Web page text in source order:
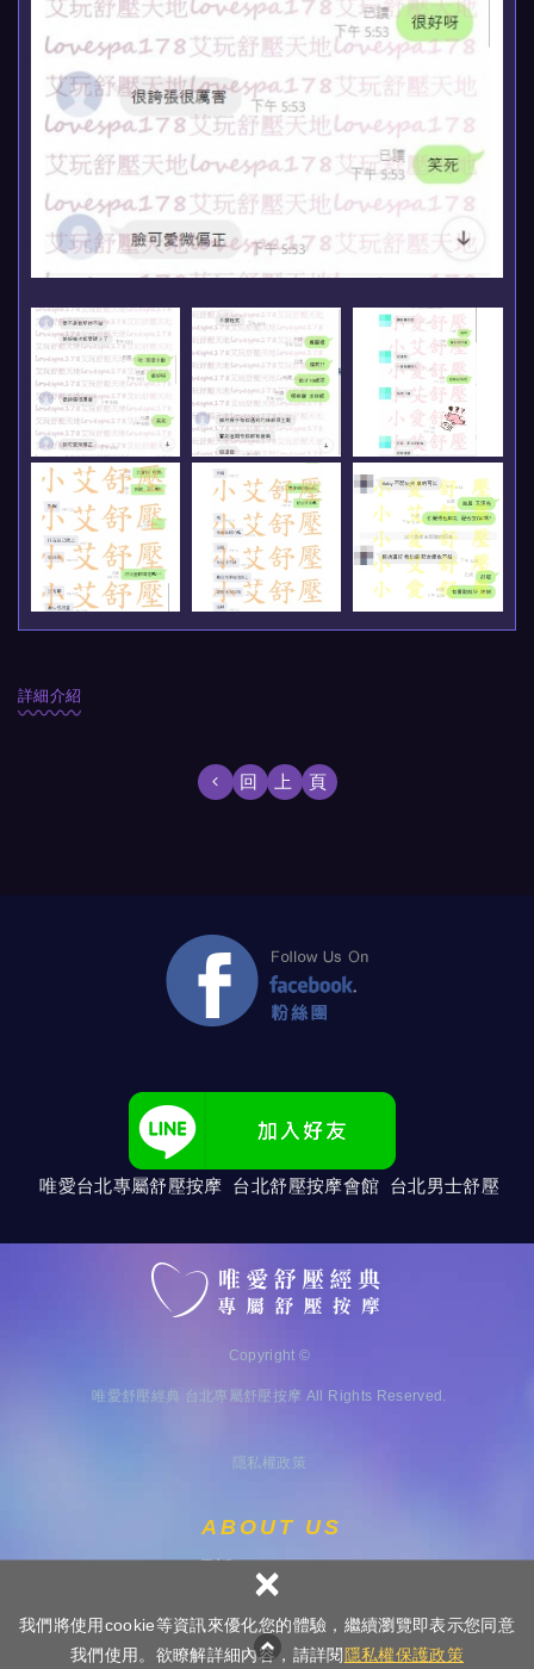
我們將使用cookie等資訊來優化您的體驗，繼續瀏覽即表示您同意
我們使用。欲瞭解詳細內容，請詳閱 隱私權保護政策
×
詳細介紹
回上頁
唯愛台北專屬舒壓按摩 台北舒壓按摩會館 台北男士舒壓
Copyright ©
唯愛舒壓經典 台北專屬舒壓按摩 All Rights Reserved.
隱私權政策
ABOUT US